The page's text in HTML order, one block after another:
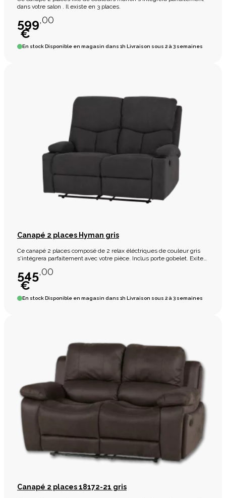
dans votre salon . Il existe en 3 places.
599,00
€
En stockDisponible en magasin dans 1h Livraison sous 2 à 3 semaines
Canapé 2 places Hyman gris
Ce canapé 2 places composé de 2 relax éléctriques de couleur gris
s'intégrera parfaitement avec votre pièce. Inclus porte gobelet. Exite
545,00
€
En stockDisponible en magasin dans 1h Livraison sous 2 à 3 semaines
Canapé 2 places 18172-21 gris